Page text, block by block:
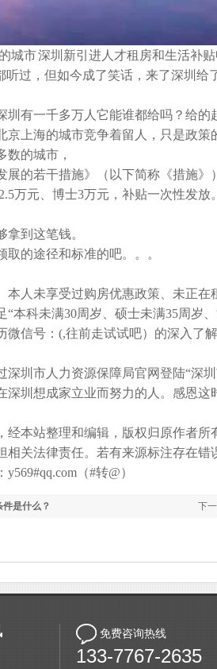
城市 深圳新引进人才租房和生活补贴
过，但如今成了笑话，来了深圳给
一千多万人它能谁都给吗？给的
上海的城市竞争着留人，只是政策
数的城市，
的若干措施》（以下简称《措施》
万元、博士3万元，补贴一次性发
到这笔钱。
的途径和标准的吧。。。
未享受过购房优惠政策、未正在
本科未满30周岁、硕士未满35周岁、
信号：(,往前走试试吧）的深入了
市人力资源保障局官网登陆“深圳
圳想成家立业而努力的人。感恩这
本站整理和编辑，版权归原作者
相关法律责任。若有来源标注存在
（#转@）
下一
件是什么？
免费咨询热线
133-7767-2635